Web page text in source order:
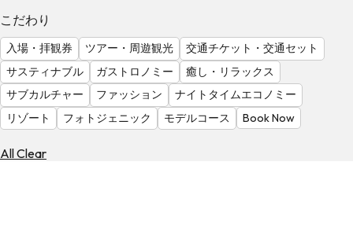
る
気
を
見
る
こだわり
入場・拝観券 ツアー・周遊観光
交通チケット・交通セット
サスティナブル
ガストロノミー
癒し・リラックス
サブカルチャー
ファッション
ナイトタイムエコノミー
リゾート
フォトジェニック モデルコース Book Now
All Clear